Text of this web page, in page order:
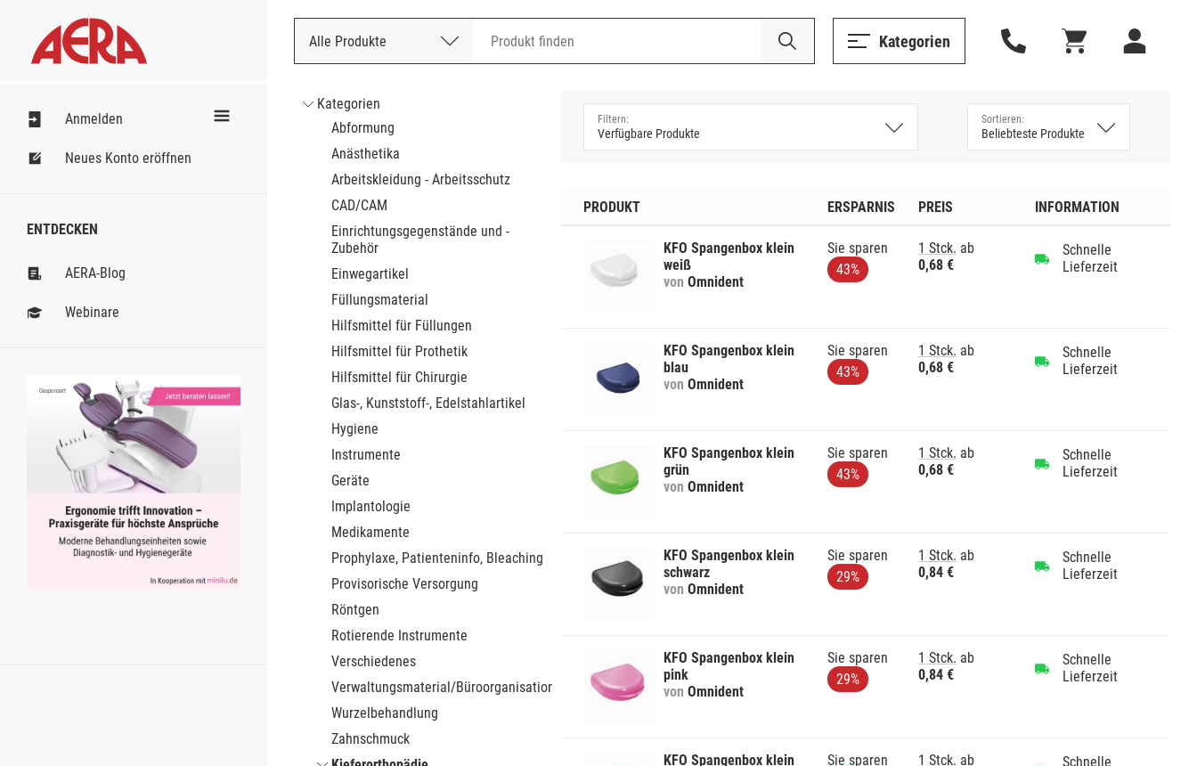
Alle Produkte
Nach Bestellnummer Kategorien
Anmelden
Neues Konto eröffnen
ENTDECKEN
AERA-Blog
Webinare
Gesponsert
Kategorien
Abformung
Anästhetika
Arbeitskleidung - Arbeitsschutz
CAD/CAM
Einrichtungsgegenstände und -
Zubehör
Einwegartikel
Füllungsmaterial
Hilfsmittel für Füllungen
Hilfsmittel für Prothetik
Hilfsmittel für Chirurgie
Glas-, Kunststoff-, Edelstahlartikel
Hygiene
Instrumente
Geräte
Implantologie
Medikamente
Prophylaxe, Patienteninfo, Bleaching
Provisorische Versorgung
Röntgen
Rotierende Instrumente
Verschiedenes
Verwaltungsmaterial/Büroorganisation
Wurzelbehandlung
Zahnschmuck
PRODUKT ERSPARNIS PREIS INFORMATION
KFO Spangenbox klein
weiß
von Omnident
Sie sparen
43%
1 Stck. ab
0,68 €
Schnelle
Lieferzeit
KFO Spangenbox klein
blau
von Omnident
Sie sparen
43%
1 Stck. ab
0,68 €
Schnelle
Lieferzeit
KFO Spangenbox klein
grün
von Omnident
Sie sparen
43%
1 Stck. ab
0,68 €
Schnelle
Lieferzeit
KFO Spangenbox klein
schwarz
von Omnident
Sie sparen
29%
1 Stck. ab
0,84 €
Schnelle
Lieferzeit
KFO Spangenbox klein
pink
von Omnident
Sie sparen
29%
1 Stck. ab
0,84 €
Schnelle
Lieferzeit
KFO Spangenbox klein
Sie sparen
1 Stck. ab
Schnelle